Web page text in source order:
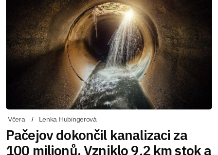
Včera Lenka Hubingerová
Pačejov dokončil kanalizaci za
100 milionů. Vzniklo 9,2 km stok a